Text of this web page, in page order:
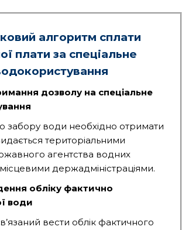
алгоритм сплати
плати за спеціальне
дозволу на спеціальне
забору води необхідно отримати
територіальними
агентства водних
держадміністраціями.
обліку фактично
води
вести облік фактичного